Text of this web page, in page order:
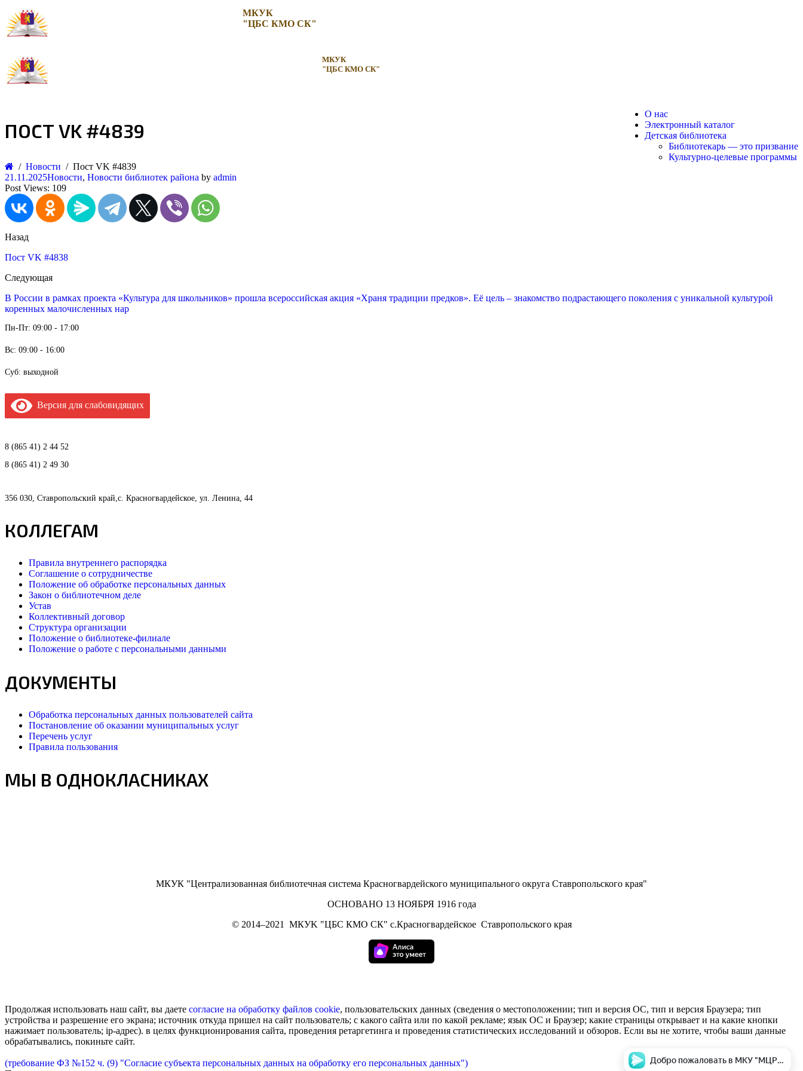
МКУК
"ЦБС КМО СК"
МКУК
"ЦБС КМО СК"
О нас
Электронный каталог
Детская библиотека
Библиотекарь — это призвание
Культурно-целевые программы
ПОСТ VK #4839
Новости
Пост VK #4839
21.11.2025Новости, Новости библиотек района by admin
Post Views: 109
Назад
Пост VK #4838
Следующая
В России в рамках проекта «Культура для школьников» прошла всероссийская акция «Храня традиции предков». Её цель – знакомство подрастающего поколения с уникальной культурой
коренных малочисленных нар
Пн-Пт: 09:00 - 17:00
Вс: 09:00 - 16:00
Суб: выходной
Версия для слабовидящих
8 (865 41) 2 44 52
8 (865 41) 2 49 30
356 030, Ставропольский край,с. Красногвардейское, ул. Ленина, 44
КОЛЛЕГАМ
Правила внутреннего распорядка
Соглашение о сотрудничестве
Положение об обработке персональных данных
Закон о библиотечном деле
Устав
Коллективный договор
Структура организации
Положение о библиотеке-филиале
Положение о работе с персональными данными
ДОКУМЕНТЫ
Обработка персональных данных пользователей сайта
Постановление об оказании муниципальных услуг
Перечень услуг
Правила пользования
МЫ В ОДНОКЛАСНИКАХ
МКУК "Централизованная библиотечная система Красногвардейского муниципального округа Ставропольского края"
ОСНОВАНО 13 НОЯБРЯ 1916 года
© 2014–2021 МКУK "ЦБС КМО СК" с.Красногвардейское Ставропольского края
Продолжая использовать наш сайт, вы даете согласие на обработку файлов cookie, пользовательских данных (сведения о местоположении; тип и версия ОС, тип и версия Браузера; тип
устройства и разрешение его экрана; источник откуда пришел на сайт пользователь; с какого сайта или по какой рекламе; язык ОС и Браузер; какие страницы открывает и на какие кнопки
нажимает пользователь; ip-адрес). в целях функционирования сайта, проведения ретаргетинга и проведения статистических исследований и обзоров. Если вы не хотите, чтобы ваши данные
обрабатывались, покиньте сайт.
(требование ФЗ №152 ч. (9) "Согласие субъекта персональных данных на обработку его персональных данных")
Добро пожаловать в МКУ "МЦРБ" c.Красногвардейское